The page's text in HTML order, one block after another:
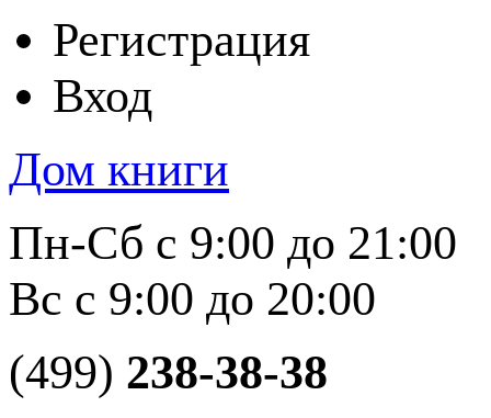
Регистрация
Вход
Дом книги
Пн-Сб с 9:00 до 21:00
Вс с 9:00 до 20:00
(499) 238-38-38